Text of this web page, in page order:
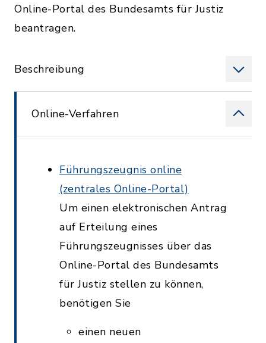
Online-Portal des Bundesamts für Justiz
beantragen.
Beschreibung
Online-Verfahren
Führungszeugnis online
(zentrales Online-Portal)
Um einen elektronischen Antrag
auf Erteilung eines
Führungszeugnisses über das
Online-Portal des Bundesamts
für Justiz stellen zu können,
benötigen Sie
einen neuen